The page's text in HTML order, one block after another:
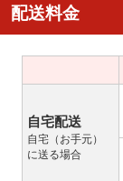
配送料金
自宅配送
自宅（お手元）
に送る場合